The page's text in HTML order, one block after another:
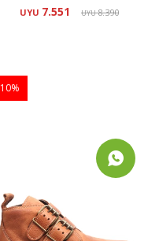
UYU 7.551 UYU8.390
10